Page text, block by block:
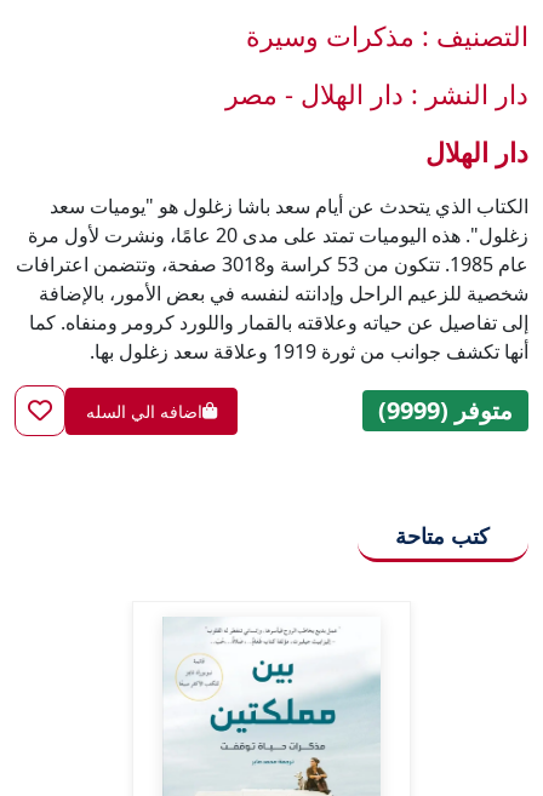
التصنيف : مذكرات وسيرة
دار النشر : دار الهلال - مصر
دار الهلال
الكتاب الذي يتحدث عن أيام سعد باشا زغلول هو "يوميات سعد
زغلول". هذه اليوميات تمتد على مدى 20 عامًا، ونشرت لأول مرة
عام 1985. تتكون من 53 كراسة و3018 صفحة، وتتضمن اعترافات
شخصية للزعيم الراحل وإدانته لنفسه في بعض الأمور، بالإضافة
إلى تفاصيل عن حياته وعلاقته بالقمار واللورد كرومر ومنفاه. كما
أنها تكشف جوانب من ثورة 1919 وعلاقة سعد زغلول بها.
متوفر (9999) اضافه الي السله
كتب متاحة